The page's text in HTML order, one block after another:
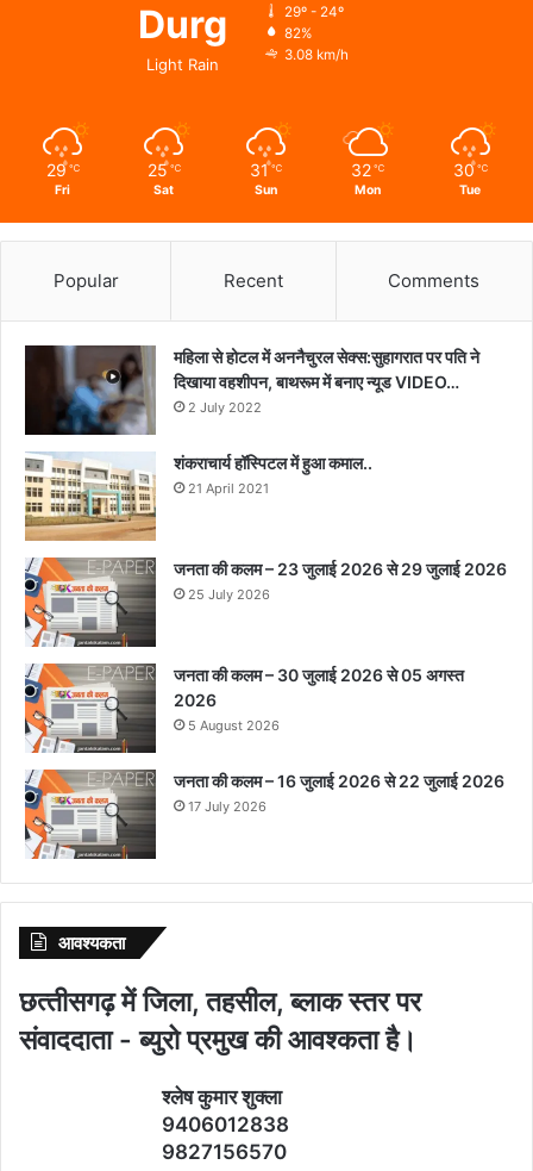
Durg
Light Rain
29º - 24º
82%
3.08 km/h
29 ℃
Fri
25 ℃
Sat
31 ℃
Sun
32 ℃
Mon
30 ℃
Tue
Popular Recent Comments
महिला से होटल में अननैचुरल सेक्स:सुहागरात पर पति ने
दिखाया वहशीपन, बाथरूम में बनाए न्यूड VIDEO…
2 July 2022
शंकराचार्य हॉस्पिटल में हुआ कमाल..
21 April 2021
जनता की कलम – 23 जुलाई 2026 से 29 जुलाई 2026
25 July 2026
जनता की कलम – 30 जुलाई 2026 से 05 अगस्त
2026
5 August 2026
जनता की कलम – 16 जुलाई 2026 से 22 जुलाई 2026
17 July 2026
आवश्‍यकता
छत्‍तीसगढ़ में जिला, तहसील, ब्‍लाक स्‍तर पर
संवाददाता - ब्‍युरो प्रमुख की आवश्‍कता है।
श्‍लेष कुमार शुक्‍ला
9406012838
9827156570